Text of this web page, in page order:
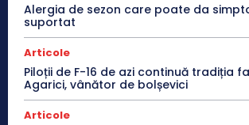
Alergia de sezon care poate da
suportat
Articole
Piloții de F-16 de azi continuă tradiția
Agarici, vânător de bolșevici
Articole